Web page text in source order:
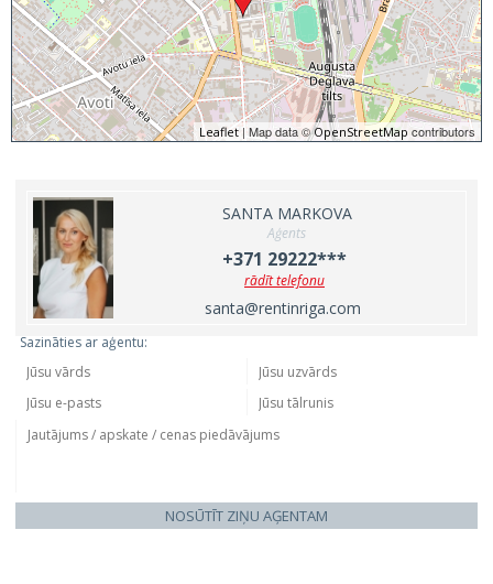
Leaflet | Map data ©OpenStreetMap contributors
SANTA MARKOVA
Aģents
+371 29222***
rādīt telefonu
santa@rentinriga.com
Sazināties ar aģentu:
NOSŪTĪT ZIŅU AĢENTAM